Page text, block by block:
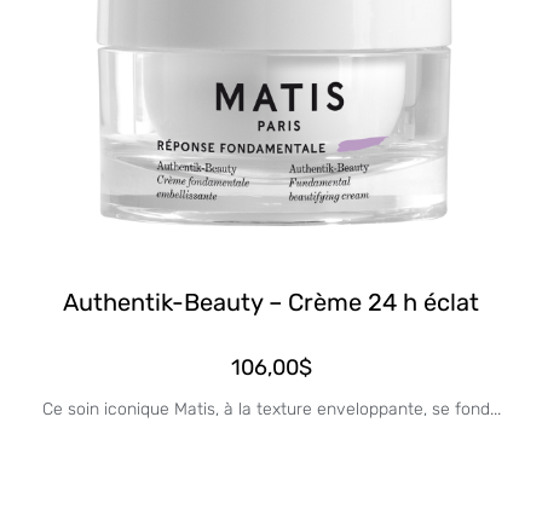
Authentik-Beauty – Crème 24 h éclat
106,00$
Ce soin iconique Matis, à la texture enveloppante, se fond...